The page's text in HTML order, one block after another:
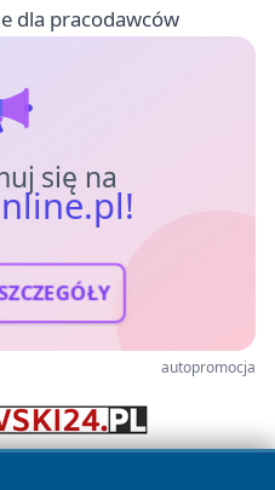
dla pracodawców
się na
autopromocja